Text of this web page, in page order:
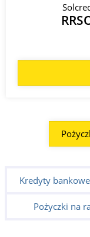
Kredyty bankowe
Pożyczki na